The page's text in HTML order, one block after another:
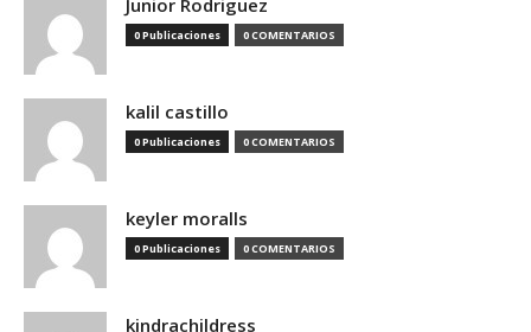
Junior Rodriguez
0 Publicaciones 0 COMENTARIOS
kalil castillo
0 Publicaciones 0 COMENTARIOS
keyler moralls
0 Publicaciones 0 COMENTARIOS
kindrachildress